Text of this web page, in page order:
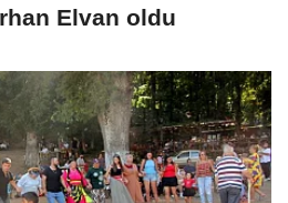
Elvan oldu